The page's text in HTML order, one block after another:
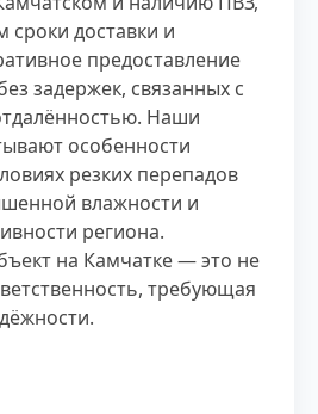
доставки и
предоставление
задержек, связанных с
Наши
особенности
резких перепадов
влажности и
региона.
на Камчатке — это не
требующая